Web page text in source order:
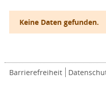
Keine Daten gefunden.
Barrierefreiheit